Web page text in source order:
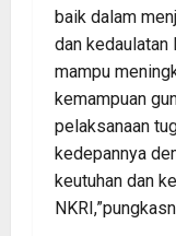
baik dalam
dan kedaulatan
mampu
kemampuan
pelaksanaan
kedepannya
keutuhan dan